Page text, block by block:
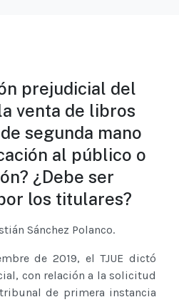
prejudicial del
venta de libros
segunda mano
al público o
¿Debe ser
los titulares?
Sánchez Polanco.
de 2019, el TJUE dictó
con relación a la solicitud
de primera instancia